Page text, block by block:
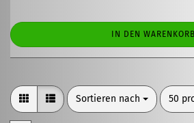
IN DEN WARENKORB
Sortieren nach
Sortieren nach 50
pro